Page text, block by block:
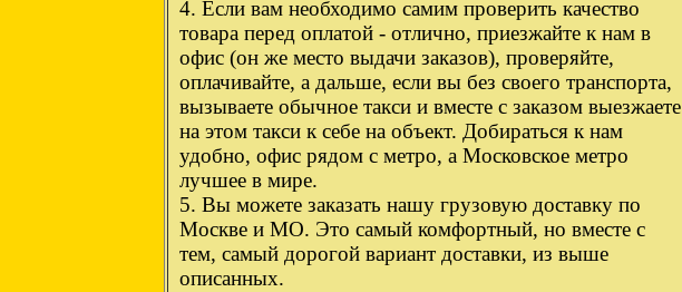
4. Если вам необходимо самим проверить качество
товара перед оплатой - отлично, приезжайте к нам в
офис (он же место выдачи заказов), проверяйте,
оплачивайте, а дальше, если вы без своего транспорта,
вызываете обычное такси и вместе с заказом выезжаете
на этом такси к себе на объект. Добираться к нам
удобно, офис рядом с метро, а Московское метро
лучшее в мире.
5. Вы можете заказать нашу грузовую доставку по
Москве и МО. Это самый комфортный, но вместе с
тем, самый дорогой вариант доставки, из выше
описанных.